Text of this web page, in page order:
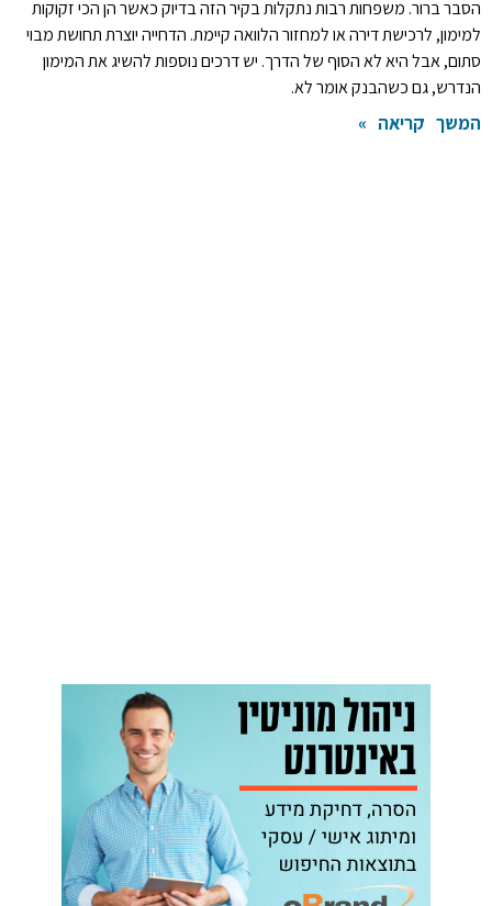
הסבר ברור. משפחות רבות נתקלות בקיר הזה בדיוק כאשר הן הכי זקוקות
למימון, לרכישת דירה או למחזור הלוואה קיימת. הדחייה יוצרת תחושת מבוי
סתום, אבל היא לא הסוף של הדרך. יש דרכים נוספות להשיג את המימון
הנדרש, גם כשהבנק אומר לא.
המשך קריאה »